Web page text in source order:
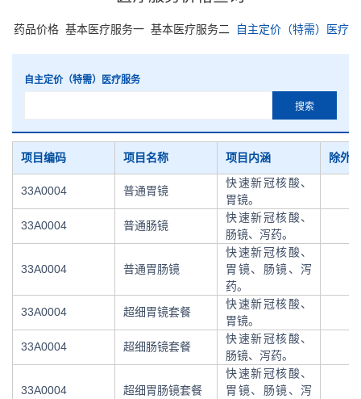
药品价格 基本医疗服务一 基本医疗服务二 自主定价（特需）医疗
自主定价（特需）医疗服务
项目编码 项目名称 项目内涵 除外
33A0004 普通胃镜
快速新冠核酸、
胃镜。
33A0004
普通肠镜
快速新冠核酸、
肠镜、泻药。
33A0004 普通胃肠镜
快速新冠核酸、
胃镜、肠镜、泻
药。
33A0004
超细胃镜套餐
快速新冠核酸、
胃镜。
33A0004
超细肠镜套餐
快速新冠核酸、
肠镜、泻药。
33A0004 超细胃肠镜套餐
快速新冠核酸、
胃镜、肠镜、泻